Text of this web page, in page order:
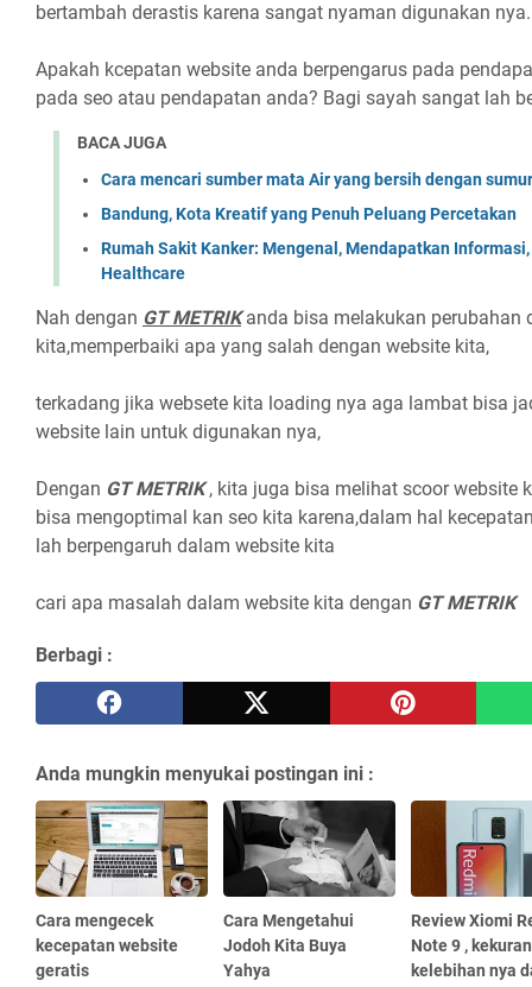
bertambah derastis karena sangat nyaman digunakan nya.
Apakah kcepatan website anda berpengarus pada
pada seo atau pendapatan anda? Bagi sayah sangat lah
BACA JUGA
Cara mencari sumber mata Air yang bersih dengan
Bandung, Kota Kreatif yang Penuh Peluang Percetakan
Rumah Sakit Kanker: Mengenal, Mendapatkan
Healthcare
Nah dengan GT METRIKanda bisa melakukan perubahan
kita,memperbaiki apa yang salah dengan website kita,
terkadang jika websete kita loading nya aga lambat bisa
website lain untuk digunakan nya,
Dengan GT METRIK, kita juga bisa melihat scoor website
bisa mengoptimal kan seo kita karena,dalam hal
lah berpengaruh dalam website kita
cari apa masalah dalam website kita dengan GT METRIK
Berbagi :
Anda mungkin menyukai postingan ini :
Cara mengecek
kecepatan website
geratis
Cara Mengetahui
Jodoh Kita Buya
Yahya
Review Xiomi
Note 9 ,
kelebihan nya